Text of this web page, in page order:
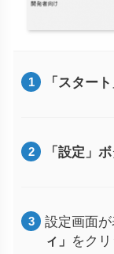
「スター
「設定」
設定画面が
ィ」 をクリ